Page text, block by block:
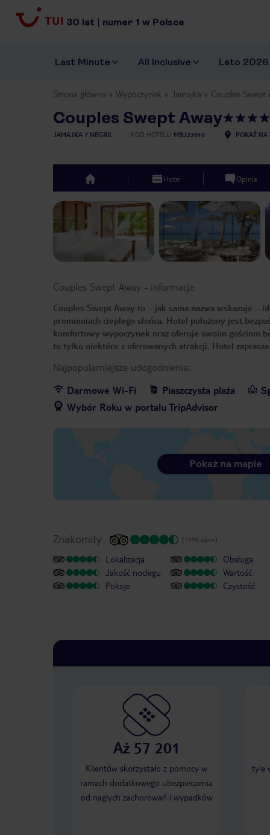
30 lat | numer 1 w Polsce
Last Minute All Inclusive Lato 2026
Strona główna Wypoczynek Jamajka Couples Swept
Couples Swept Away
JAMAJKA NEGRIL KOD HOTELU MBJ22010 POKAŻ NA
top Hotel Opinie
Previous slide
Couples Swept Away - informacje
Couples Swept Away to – jak sama nazwa wskazuje –
promieniach ciepłego słońca. Hotel położony jest
komfortowy wypoczynek oraz oferuje swoim gościom
to tylko niektóre z oferowanych atrakcji. Hotel zaprasza
Najpopularniejsze udogodnienia:
Darmowe Wi-Fi
Piaszczysta plaża
Wybór Roku w portalu TripAdvisor
Pokaż na mapie
Znakomity (7990 opinii)
Lokalizacja
Jakość noclegu
Pokoje
Obsługa
Wartość
Czystość
Aż 57 201
Klientów skorzystało z pomocy w
ramach dodatkowego ubezpieczenia
od nagłych zachorowań i wypadków
tyle